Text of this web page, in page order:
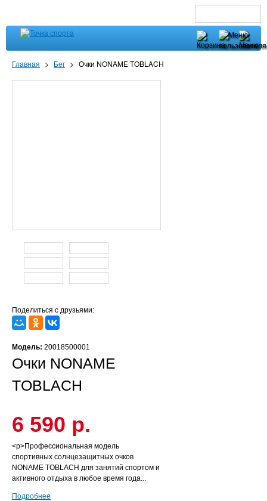
Главная > Бег > Очки NONAME TOBLACH
Поделиться с друзьями:
Модель: 20018500001
Очки NONAME
TOBLACH
6 590 р.
<p>Профессиональная модель
спортивных солнцезащитных очков
NONAME TOBLACH для занятий спортом и
активного отдыха в любое время года...
Подробнее